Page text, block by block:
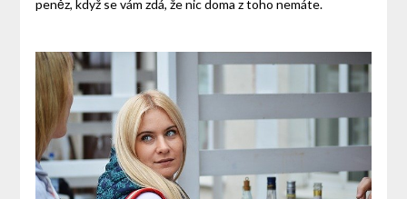
peněz, když se vám zdá, že nic doma z toho nemáte.